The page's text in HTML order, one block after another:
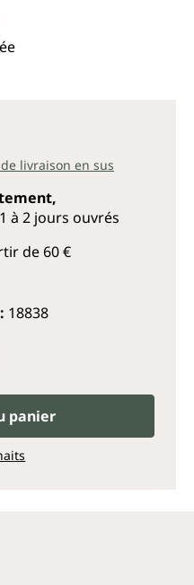
livraison en sus
à 2 jours ouvrés
de 60 €
18838
produit : Entrez la
panier